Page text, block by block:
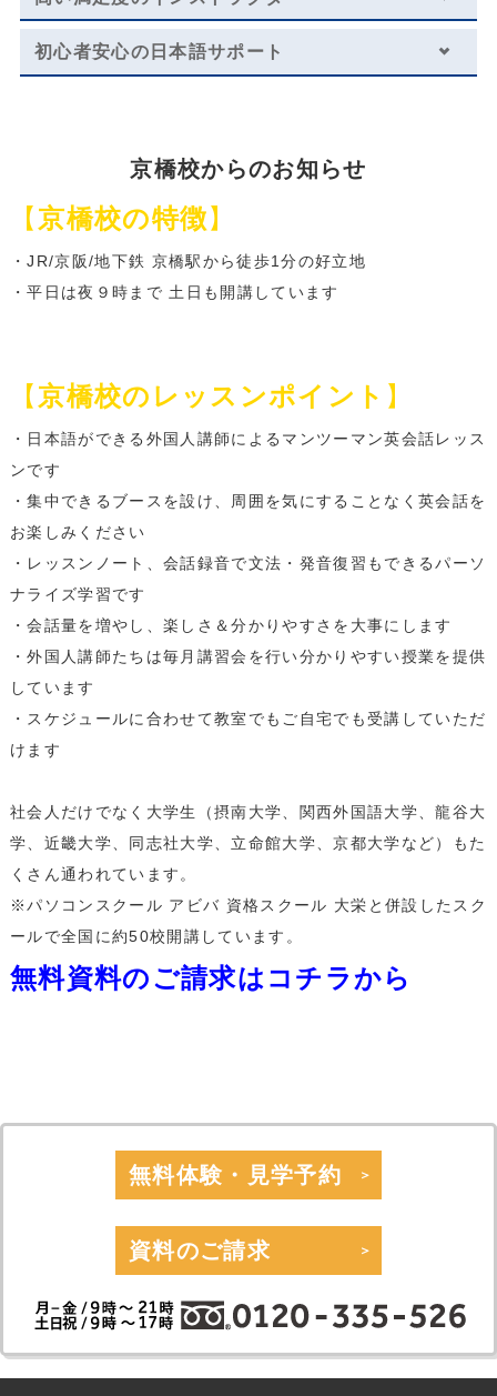
ショートコースから安心スタート
日常英会話／トライアル
受講回数 8回 通学期間目安 4ヶ月
・一部利用できないスクールがございます。詳しくはお問い合わせください。
・別途、入学金33,000円（税込）および 教材費が必要となります。
・受講回数が同じでも、通い方（通学ペース）により通学期間目安、受講料は異
なります。
就職・転職などに スコアを集中的に伸ばす
資格対策（TOEIC
受講回数 38回 通学期間目安 4ヶ月
・一部利用できないスクールがございます。詳しくはお問い合わせください。
・別途、入学金33,000円（税込）および 教材費が必要となります。
・受講回数が同じでも、通い方（通学ペース）により通学期間目安、受講料は異
初心者安心の日本語サポート
京橋校からのお知らせ
【京橋校の特徴】
・JR/京阪/地下鉄 京橋駅から徒歩1分の好立地
・平日は夜９時まで 土日も開講しています
【京橋校のレッスンポイント 】
・日本語ができる外国人講師によるマンツーマン英会話レッス
ンです
・集中できるブースを設け、周囲を気にすることなく英会話を
お楽しみください
・レッスンノート、会話録音で文法・発音復習もできるパーソ
ナライズ学習です
・会話量を増やし、楽しさ＆分かりやすさを大事にします
・外国人講師たちは毎月講習会を行い分かりやすい授業を提供
しています
・スケジュールに合わせて教室でもご自宅でも受講していただ
けます
社会人だけでなく大学生（摂南大学、関西外国語大学、龍谷大
学、近畿大学、同志社大学、立命館大学、京都大学など）もた
くさん通われています。
※パソコンスクール アビバ 資格スクール 大栄と併設したスク
ールで全国に約50校開講しています。
無料資料のご請求はコチラから
無料体験・見学予約
資料のご請求